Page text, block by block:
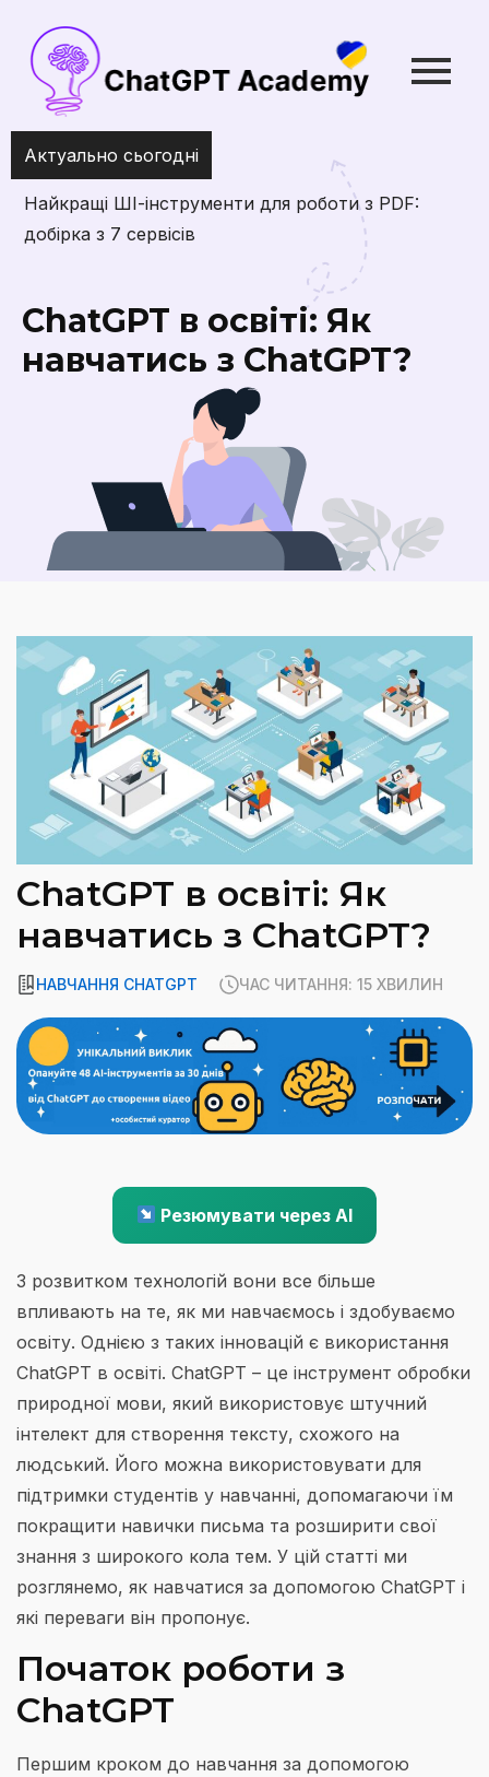
Актуально сьогодні
Твій ідеальний тиждень:
за 10 хвилин
ChatGPT в освіті: Як
навчатись з ChatGPT?
ChatGPT в освіті: Як
навчатись з ChatGPT?
НАВЧАННЯ CHATGPT ЧАС ЧИТАННЯ: 15 ХВИЛИН
Резюмувати через AI
З розвитком технологій вони все більше
впливають на те, як ми навчаємось і здобуваємо
освіту. Однією з таких інновацій є використання
ChatGPT в освіті. ChatGPT – це інструмент обробки
природної мови, який використовує штучний
інтелект для створення тексту, схожого на
людський. Його можна використовувати для
підтримки студентів у навчанні, допомагаючи їм
покращити навички письма та розширити свої
знання з широкого кола тем. У цій статті ми
розглянемо, як навчатися за допомогою ChatGPT і
які переваги він пропонує.
Початок роботи з
ChatGPT
Першим кроком до навчання за допомогою